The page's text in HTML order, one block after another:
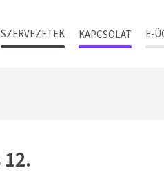
SZERVEZETEK KAPCSOLAT E-